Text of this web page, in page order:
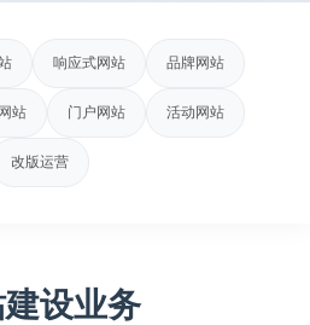
响应式网站 品牌网站
站 门户网站 活动网站
改版运营
建设业务